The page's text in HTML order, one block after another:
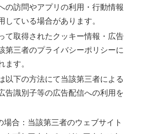
の訪問やアプリの利用・行動情報
している場合があります。
て取得されたクッキー情報・広告
第三者のプライバシーポリシーに
ます。
以下の方法にて当該第三者による
告識別子等の広告配信への利用を
場合：当該第三者のウェブサイト